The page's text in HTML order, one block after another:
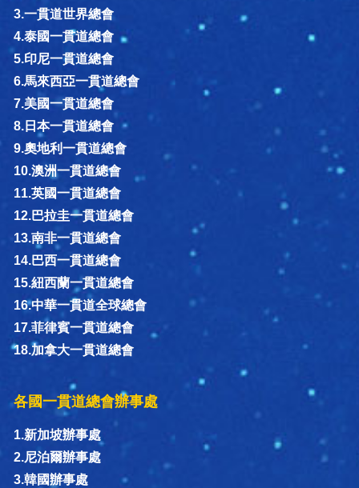
3.一貫道世界總會
4.泰國一貫道總會
5.印尼一貫道總會
6.馬來西亞一貫道總會
7.美國一貫道總會
8.日本一貫道總會
9.奧地利一貫道總會
10.澳洲一貫道總會
11.英國一貫道總會
12.巴拉圭一貫道總會
13.南非一貫道總會
14.巴西一貫道總會
15.紐西蘭一貫道總會
16.中華一貫道全球總會
17.菲律賓一貫道總會
18.加拿大一貫道總會
各國一貫道總會辦事處
1.新加坡辦事處
2.尼泊爾辦事處
3.韓國辦事處